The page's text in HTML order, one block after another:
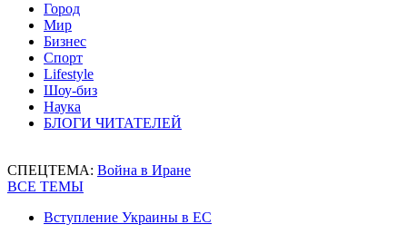
Город
Мир
Бизнес
Спорт
Lifestyle
Шоу-биз
Наука
БЛОГИ ЧИТАТЕЛЕЙ
СПЕЦТЕМА: Война в Иране
ВСЕ ТЕМЫ
Вступление Украины в ЕС